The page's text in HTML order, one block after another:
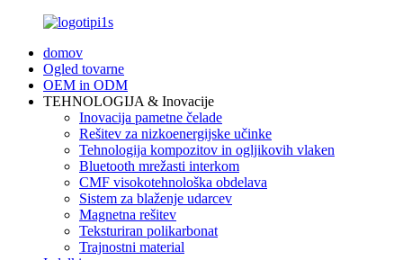
domov
Ogled tovarne
OEM in ODM
TEHNOLOGIJA & Inovacije
Inovacija pametne čelade
Rešitev za nizkoenergijske učinke
Tehnologija kompozitov in ogljikovih vlaken
Bluetooth mrežasti interkom
CMF visokotehnološka obdelava
Sistem za blaženje udarcev
Magnetna rešitev
Teksturiran polikarbonat
Trajnostni material